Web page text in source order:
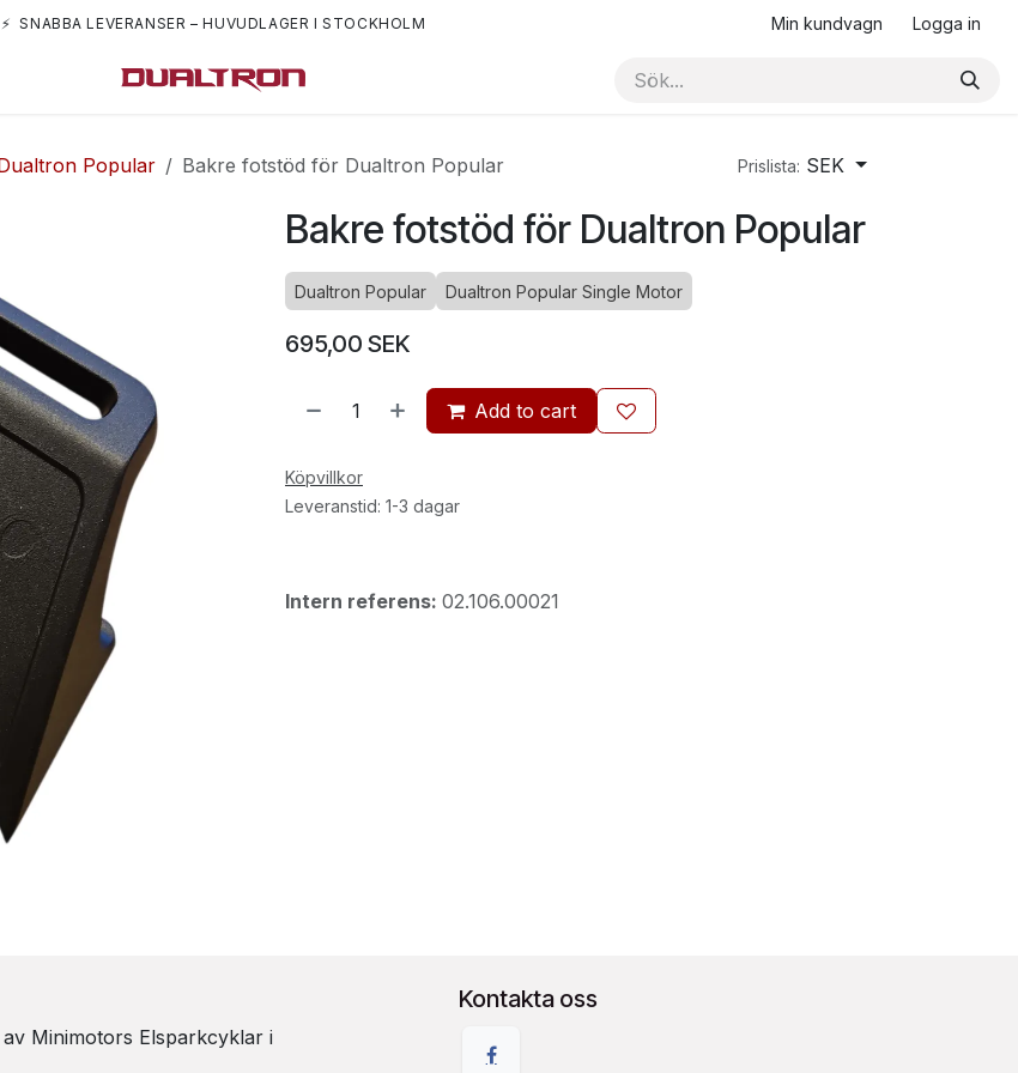
Min kundvagn Logga in
⚡ SNABBA LEVERANSER – HUVUDLAGER I STOCKHOLM
Popular Bakre fotstöd för Dualtron Popular Prislista: SEK
Bakre fotstöd för Dualtron Popular
Dualtron Popular Dualtron Popular Single Motor
695,00 SEK
Add to cart
Köpvillkor
Leveranstid: 1-3 dagar
Intern referens: 02.106.00021
Minimotors Elsparkcyklar i
Kontakta oss